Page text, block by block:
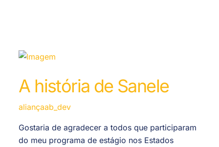
A história de Sanele
aliançaab_dev
Gostaria de agradecer a todos que participaram
do meu programa de estágio nos Estados